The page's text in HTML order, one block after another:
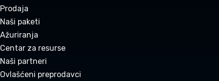
Prodaja
Naši paketi
Ažuriranja
Centar za resurse
Naši partneri
Ovlašćeni preprodavci